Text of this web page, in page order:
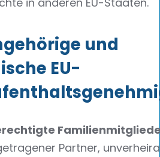
und
EU-
Partner,